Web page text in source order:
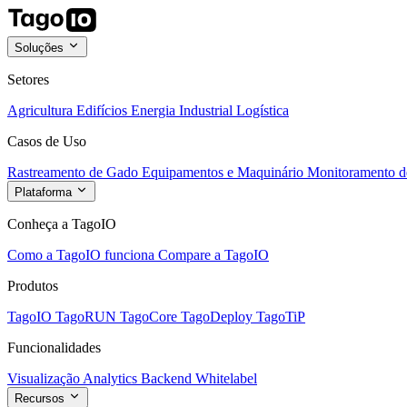
Soluções
Setores
Agricultura Edifícios Energia Industrial Logística
Casos de Uso
Rastreamento de Gado Equipamentos e Maquinário Monitoramento
Plataforma
Conheça a TagoIO
Como a TagoIO funciona Compare a TagoIO
Produtos
TagoIO TagoRUN TagoCore TagoDeploy TagoTiP
Funcionalidades
Visualização Analytics Backend Whitelabel
Recursos